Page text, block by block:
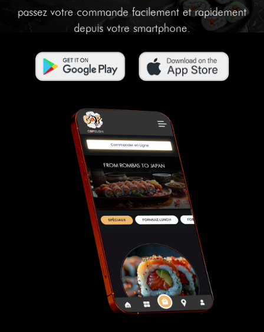
passez votre commande facilement et rapidement
depuis votre smartphone.